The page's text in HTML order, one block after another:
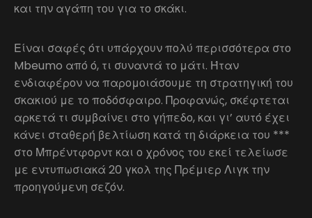
και την αγάπη του για το σκάκι.
Είναι σαφές ότι υπάρχουν πολύ περισσότερα στο
Mbeumo από ό, τι συναντά το μάτι. Ήταν
ενδιαφέρον να παρομοιάσουμε τη στρατηγική του
σκακιού με το ποδόσφαιρο. Προφανώς, σκέφτεται
αρκετά τι συμβαίνει στο γήπεδο, και γι’ αυτό έχει
κάνει σταθερή βελτίωση κατά τη διάρκεια του ***
στο Μπρέντφορντ και ο χρόνος του εκεί τελείωσε
με εντυπωσιακά 20 γκολ της Πρέμιερ Λιγκ την
προηγούμενη σεζόν.